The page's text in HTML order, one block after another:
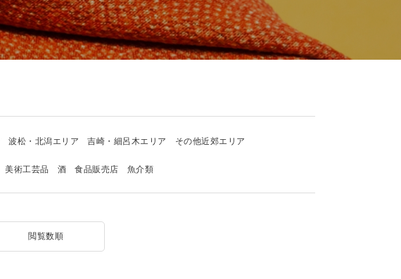
波松・北潟エリア 吉崎・細呂木エリア その他近郊エリア
美術工芸品 酒 食品販売店 魚介類
閲覧数順